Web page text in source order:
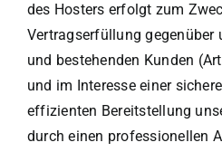
des Hosters erfolgt zum
Vertragserfüllung gegenüber
und bestehenden Kunden
und im Interesse einer
effizienten Bereitstellung
durch einen professionellen